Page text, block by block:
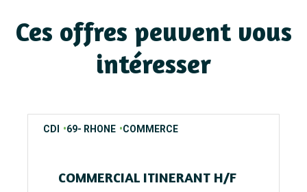
Ces offres peuvent vous
intéresser
contrats
CDI
regions69- RHONE
secteurs COMMERCE
COMMERCIAL ITINERANT H/F